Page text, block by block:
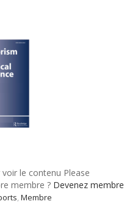
le contenu Please
membre ? Devenez membre
, Membre